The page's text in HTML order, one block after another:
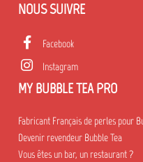
NOUS SUIVRE
Facebook
Instagram
MY BUBBLE TEA PRO
Fabricant Français de perles pour
Devenir revendeur Bubble Tea
Vous êtes un bar, un restaurant ?